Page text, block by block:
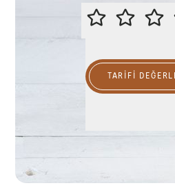
TARIFI